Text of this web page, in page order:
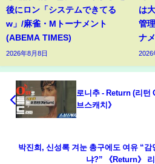
後にロン「システムできてる
w」/麻雀・Mトーナメント
(ABEMA TIMES)
2026年8月8日
は
管
ナ
2026
로니추 - Return (리턴 OST part1)
브스캐치》
박진희, 신성록 겨눈 총구에도 여유 “감
냐?” 《Return》